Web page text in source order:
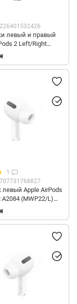
левый и правый
2 Left/Right
(MV7N2) (no-box)
1
Apple AirPods
A2084 (MWP22/L)